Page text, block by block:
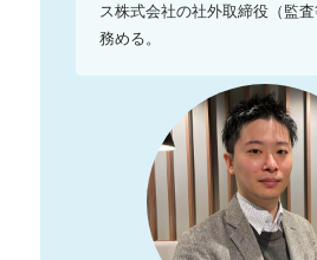
ス株式会社の社外取締役（監
務める。